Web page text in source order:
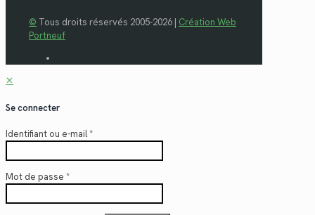
© Tous droits réservés 2005-2026 | Création Web
Portneuf
✕
Se connecter
Identifiant ou e-mail*
Mot de passe *